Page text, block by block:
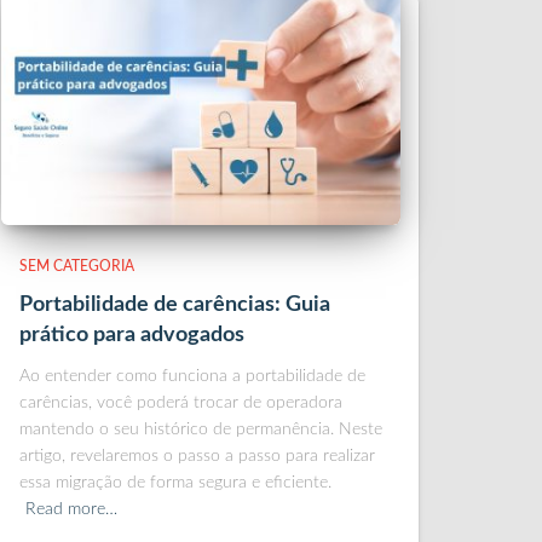
SEM CATEGORIA
Portabilidade de carências: Guia
prático para advogados
Ao entender como funciona a portabilidade de
carências, você poderá trocar de operadora
mantendo o seu histórico de permanência. Neste
artigo, revelaremos o passo a passo para realizar
essa migração de forma segura e eficiente.
Read more…